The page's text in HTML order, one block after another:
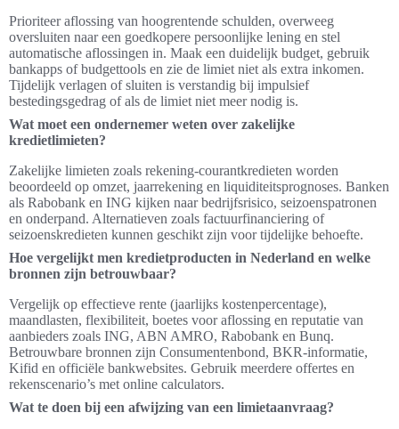
Prioriteer aflossing van hoogrentende schulden, overweeg
oversluiten naar een goedkopere persoonlijke lening en stel
automatische aflossingen in. Maak een duidelijk budget, gebruik
bankapps of budgettools en zie de limiet niet als extra inkomen.
Tijdelijk verlagen of sluiten is verstandig bij impulsief
bestedingsgedrag of als de limiet niet meer nodig is.
Wat moet een ondernemer weten over zakelijke
kredietlimieten?
Zakelijke limieten zoals rekening-courantkredieten worden
beoordeeld op omzet, jaarrekening en liquiditeitsprognoses. Banken
als Rabobank en ING kijken naar bedrijfsrisico, seizoenspatronen
en onderpand. Alternatieven zoals factuurfinanciering of
seizoenskredieten kunnen geschikt zijn voor tijdelijke behoefte.
Hoe vergelijkt men kredietproducten in Nederland en welke
bronnen zijn betrouwbaar?
Vergelijk op effectieve rente (jaarlijks kostenpercentage),
maandlasten, flexibiliteit, boetes voor aflossing en reputatie van
aanbieders zoals ING, ABN AMRO, Rabobank en Bunq.
Betrouwbare bronnen zijn Consumentenbond, BKR-informatie,
Kifid en officiële bankwebsites. Gebruik meerdere offertes en
rekenscenario’s met online calculators.
Wat te doen bij een afwijzing van een limietaanvraag?